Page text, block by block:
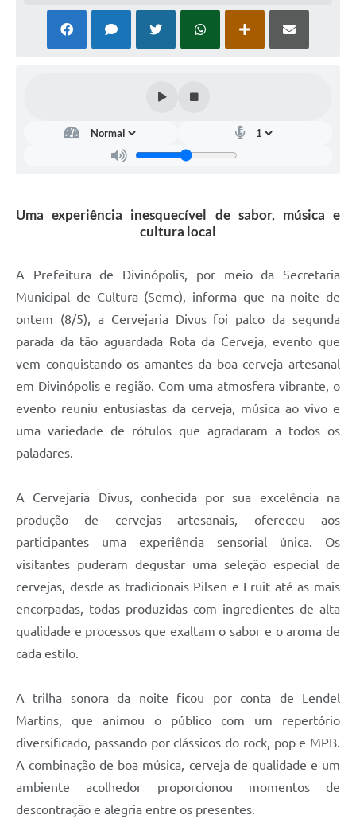
Uma experiência inesquecível de sabor, música e
cultura local
A Prefeitura de Divinópolis, por meio da Secretaria
Municipal de Cultura (Semc), informa que na noite de
ontem (8/5), a Cervejaria Divus foi palco da segunda
parada da tão aguardada Rota da Cerveja, evento que
vem conquistando os amantes da boa cerveja artesanal
em Divinópolis e região. Com uma atmosfera vibrante, o
evento reuniu entusiastas da cerveja, música ao vivo e
uma variedade de rótulos que agradaram a todos os
paladares.
A Cervejaria Divus, conhecida por sua excelência na
produção de cervejas artesanais, ofereceu aos
participantes uma experiência sensorial única. Os
visitantes puderam degustar uma seleção especial de
cervejas, desde as tradicionais Pilsen e Fruit até as mais
encorpadas, todas produzidas com ingredientes de alta
qualidade e processos que exaltam o sabor e o aroma de
cada estilo.
A trilha sonora da noite ficou por conta de Lendel
Martins, que animou o público com um repertório
diversificado, passando por clássicos do rock, pop e MPB.
A combinação de boa música, cerveja de qualidade e um
ambiente acolhedor proporcionou momentos de
descontração e alegria entre os presentes.